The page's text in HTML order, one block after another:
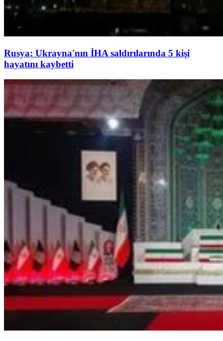
Rusya: Ukrayna'nın İHA saldırılarında 5 kişi
hayatını kaybetti